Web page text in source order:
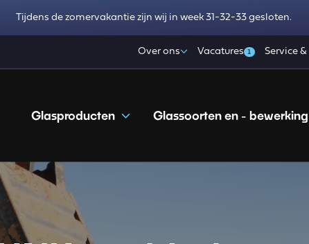
Tijdens de zomervakantie zijn wij in week 31-32-33 gesloten.
Over ons Vacatures 1 Service
Glasproducten Glassoorten en - bewerking